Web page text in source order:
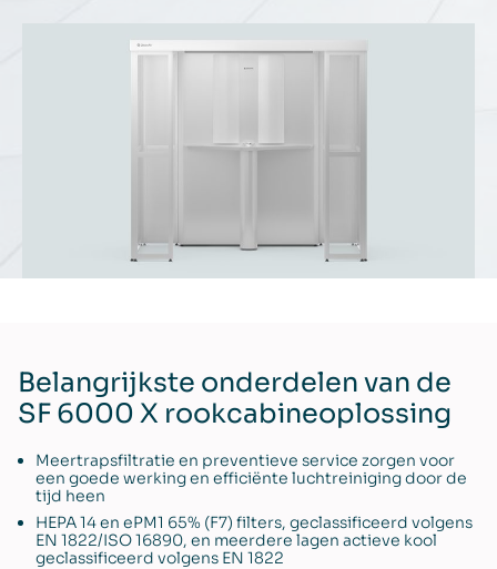
Belangrijkste onderdelen van de
SF 6000 X rookcabineoplossing
Meertrapsfiltratie en preventieve service zorgen voor
een goede werking en efficiënte luchtreiniging door de
tijd heen
HEPA 14 en ePM1 65% (F7) filters, geclassificeerd volgens
EN 1822/ISO 16890, en meerdere lagen actieve kool
geclassificeerd volgens EN 1822